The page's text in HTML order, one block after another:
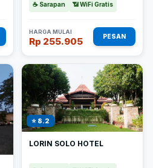
☕ Sarapan 📶 WiFi Gratis
HARGA MULAI
Rp 255.905 PESAN
⭐ 8.2
LORIN SOLO HOTEL